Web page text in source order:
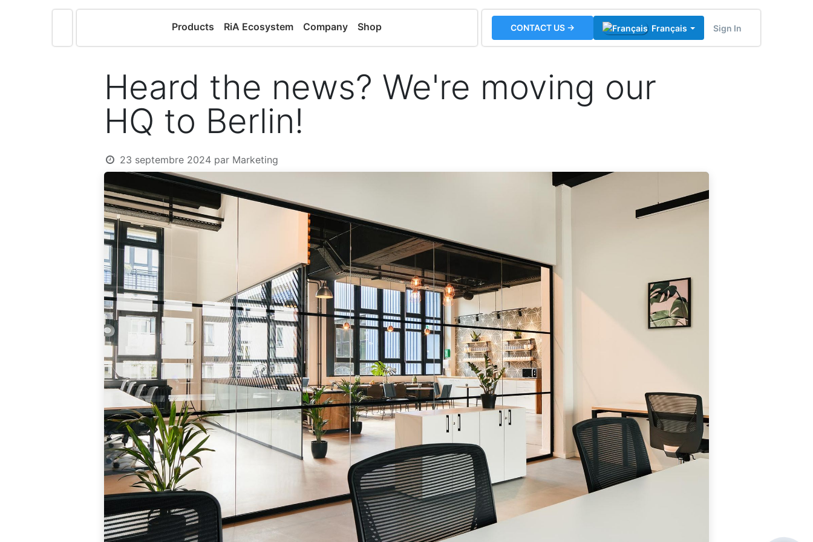
Products RiA Ecosystem Company Shop CONTACT US → Français Sign In
Heard the news? We're moving our
HQ to Berlin!
23 septembre 2024 par Marketing
Descoperă RiA Ecosystem
Platformă integrată pentru managementul
flotei de roboți
Monitorizare în timp real și analiză date
Conectează roboți, software și servicii într-
o singură soluție
Scalabil de la 1 robot la zeci de unități
Află mai mult Discută cu RiA